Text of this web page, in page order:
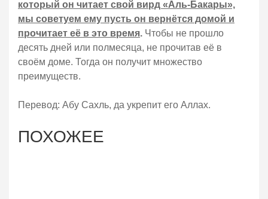
который он читает свой вирд «Аль-Бакары»,
мы советуем ему пусть он вернётся домой и
прочитает её в это время. Чтобы не прошло
десять дней или полмесяца, не прочитав её в
своём доме. Тогда он получит множество
преимуществ.
Перевод: Абу Сахль, да укрепит его Аллах.
ПОХОЖЕЕ